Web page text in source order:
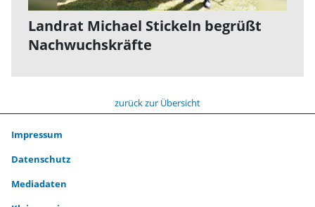
Landrat Michael Stickeln begrüßt
Nachwuchskräfte
zurück zur Übersicht
Impressum
Datenschutz
Mediadaten